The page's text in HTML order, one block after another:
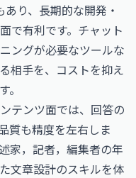
り、長期的な開発・
で有利です。チャット
ングが必要なツールな
相手を、コストを抑え
テンツ面では、回答の
質も精度を左右しま
家，記者，編集者の年
文章設計のスキルを体